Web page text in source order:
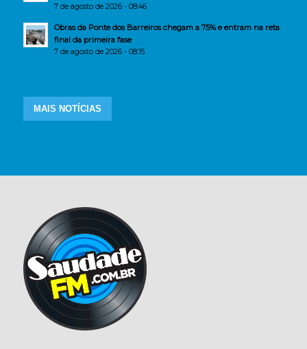
7 de agosto de 2026 - 08:46
Obras da Ponte dos Barreiros chegam a 75% e entram na reta
final da primeira fase
7 de agosto de 2026 - 08:15
MAIS NOTÍCIAS